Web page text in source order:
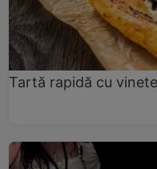
Tartă rapidă cu